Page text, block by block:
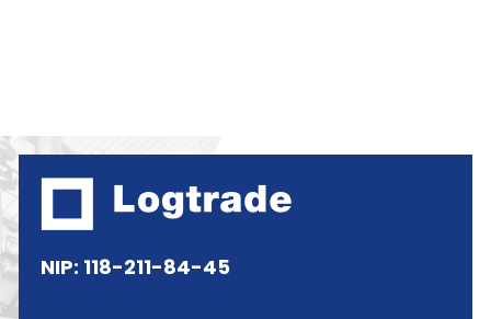
NIP: 118-211-84-45